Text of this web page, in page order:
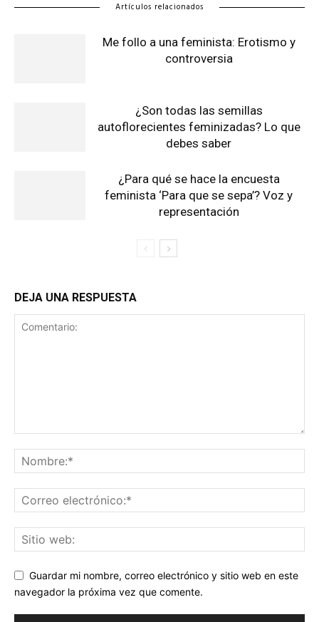
Artículos relacionados
Me follo a una feminista: Erotismo y
controversia
¿Son todas las semillas
autoflorecientes feminizadas? Lo que
debes saber
¿Para qué se hace la encuesta
feminista ‘Para que se sepa’? Voz y
representación
DEJA UNA RESPUESTA
Guardar mi nombre, correo electrónico y sitio web en este
navegador la próxima vez que comente.